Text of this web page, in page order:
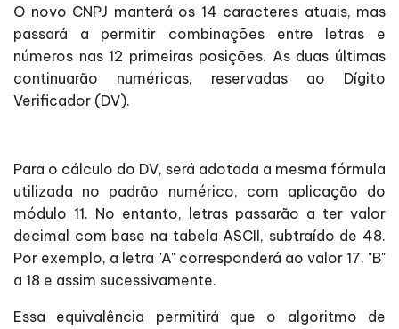
O novo CNPJ manterá os 14 caracteres atuais, mas
passará a permitir combinações entre letras e
números nas 12 primeiras posições. As duas últimas
continuarão numéricas, reservadas ao Dígito
Verificador (DV).
Para o cálculo do DV, será adotada a mesma fórmula
utilizada no padrão numérico, com aplicação do
módulo 11. No entanto, letras passarão a ter valor
decimal com base na tabela ASCII, subtraído de 48.
Por exemplo, a letra "A" corresponderá ao valor 17, "B"
a 18 e assim sucessivamente.
Essa equivalência permitirá que o algoritmo de